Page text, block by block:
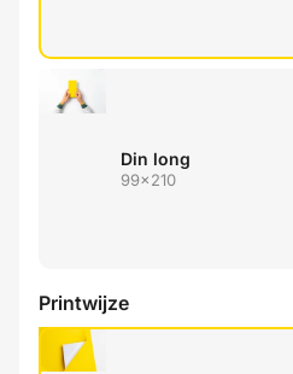
Din long
99x210
Printwijze